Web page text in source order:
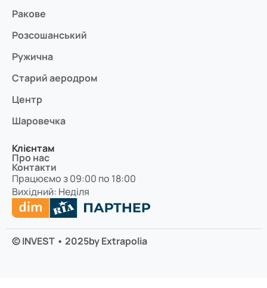
Ракове
Розсошанський
Ружична
Старий аеродром
Центр
Шаровечка
Клієнтам
Про нас
Контакти
Працюємо з 09:00 по 18:00
Вихідний: Неділя
© INVEST • 2025by Extrapolia